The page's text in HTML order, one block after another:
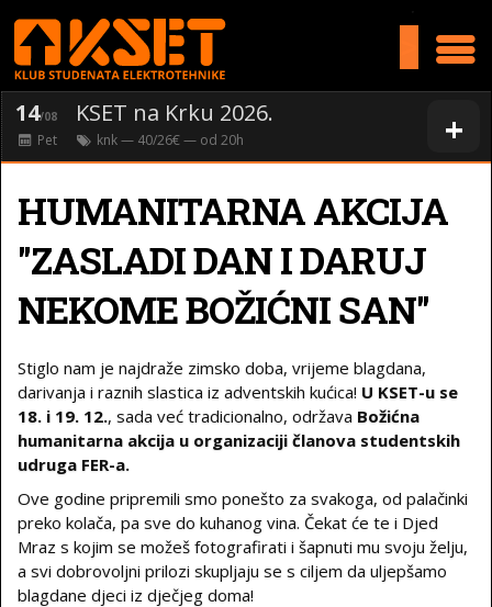
+
14/08 KSET na Krku 2026.
Pet knk— 40/26€ — od 20h
HUMANITARNA AKCIJA
"ZASLADI DAN I DARUJ
NEKOME BOŽIĆNI SAN"
Stiglo nam je najdraže zimsko doba, vrijeme blagdana,
darivanja i raznih slastica iz adventskih kućica! U KSET-u se
18. i 19. 12., sada već tradicionalno, održava Božićna
humanitarna akcija u organizaciji članova studentskih
udruga FER-a.
Ove godine pripremili smo ponešto za svakoga, od palačinki
preko kolača, pa sve do kuhanog vina. Čekat će te i Djed
Mraz s kojim se možeš fotografirati i šapnuti mu svoju želju,
a svi dobrovoljni prilozi skupljaju se s ciljem da uljepšamo
blagdane djeci iz dječjeg doma!